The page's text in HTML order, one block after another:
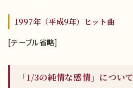
1997年（平成9年）ヒット曲
[テーブル省略]
「1/3の純情な感情」について